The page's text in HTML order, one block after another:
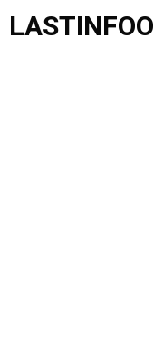
Saltar
alLASTINFOO